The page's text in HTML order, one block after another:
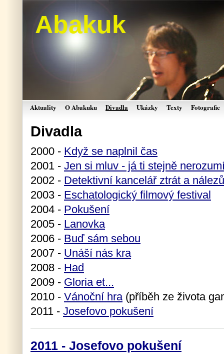
Abakuk
Aktuality O Abakuku Divadla Ukázky Texty Fotografie
Divadla
2000 - Když se naplnil čas
2001 - Jen si mluv - já ti stejně
2002 - Detektivní kancelář ztrát a nálezů
2003 - Eschatologický filmový festival
2004 - Pokušení
2005 - Lanovka
2006 - Buď sám sebou
2007 - Unáší nás kra
2008 - Had
2009 - Gloria et...
2010 - Vánoční hra(příběh ze života
2011 - Josefovo pokušení
2011 - Josefovo pokušení